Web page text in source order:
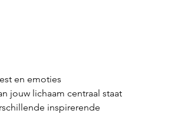
en emoties
jouw lichaam centraal staat
inspirerende